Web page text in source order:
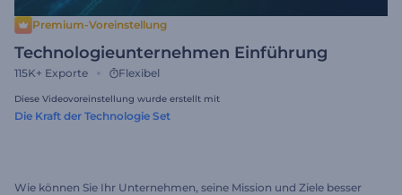
Premium-Voreinstellung
Technologieunternehmen Einführung
115K+ Exporte Flexibel
Diese Videovoreinstellung wurde erstellt mit
Die Kraft der Technologie Set
Wie können Sie Ihr Unternehmen, seine Mission und Ziele besser